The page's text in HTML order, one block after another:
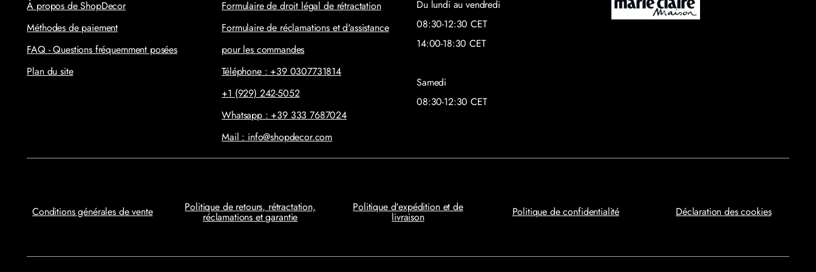
À propos de ShopDecor
Méthodes de paiement
FAQ - Questions fréquemment posées
Plan du site
Formulaire de droit légal de rétractation
Formulaire de réclamations et d'assistance
pour les commandes
Téléphone : +39 0307731814
+1 (929) 242-5052
Whatsapp : +39 333 7687024
Mail : info@shopdecor.com
Du lundi au vendredi
08:30-12:30 CET
14:00-18:30 CET
Samedi
08:30-12:30 CET
Conditions générales de vente Politique de retours, rétractation,
réclamations et garantie
Politique d'expédition et de
livraison Politique de confidentialité Déclaration des cookies